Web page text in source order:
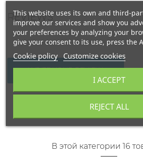
REVIEWS
WRITE YOUR REVIEW
В этой категории 16
This website uses its own and third-
improve our services and show you
your preferences by analyzing your
give your consent to its use, press the
Cookie policy Customize cookies
REJECT ALL
I ACCEPT